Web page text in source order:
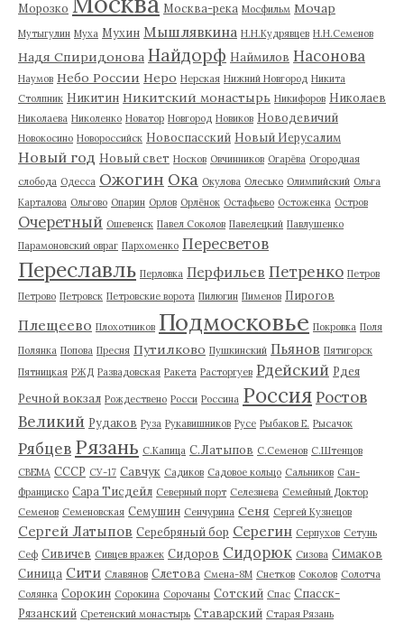
Морозко Москва-река Мосфильм Мочар
Мутыгулин Муха Мухин Мышлявкина Н.Н.Кудрявцев Н.Н.Семенов
Надя Спиридонова Найдорф Наймилов Насонова
Наумов Небо России Неро Нерская Нижний Новгород Никита
Столпник Никитин Никитский монастырь Никифоров Николаев
Николаева Николенко Новатор Новгород Новиков Новодевичий
Новокосино Новороссийск Новоспасский Новый Иерусалим
Новый год Новый свет Носков Овчинников Огарёва Огородная
слобода Одесса Ожогин Ока Окулова Олесько Олимпийский Ольга
Карталова Ольгово Опарин Орлов Орлёнок Остафьево Остоженка Остров
Очеретный Ошевенск Павел Соколов Павелецкий Павлушенко
Парамоновский овраг Пархоменко Пересветов
Переславль Перловка Перфильев Петренко Петров
Петрово Петровск Петровские ворота Пилюгин Пименов Пирогов
Плещеево Плохотников Подмосковье Покровка Поля
Полянка Попова Пресня Путилково Пушкинский Пьянов Пятигорск
Пятницкая РЖД Развадовская Ракета Расторгуев Рдейский Рдея
Речной вокзал Рождествено Росси Россина Россия Ростов
Великий Рудаков Руза Рукавишников Русе Рыбаков Е. Рысачок
Рябцев Рязань С.Капица С.Латыпов С.Семенов С.Штенцов
СВЕМА СССР СУ-17 Савчук Садиков Садовое кольцо Сальников Сан-
Франциско Сара Тисдейл Северный порт Селезнева Семейный Доктор
Семенов Семеновская Семушин Сенчурина Сеня Сергей Кузнецов
Сергей Латыпов Серебряный бор Серегин Серпухов Сетунь
Сеф Сивичев Сивцев вражек Сидоров Сидорюк Сизова Симаков
Синица Сити Славянов Слетова Смена-8М Снетков Соколов Солотча
Солянка Сорокин Сорокина Сорочаны Сотский Спас Спасск-
Рязанский Сретенский монастырь Ставарский Старая Рязань